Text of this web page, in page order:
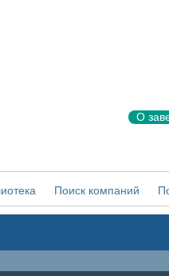
О
Поиск компаний